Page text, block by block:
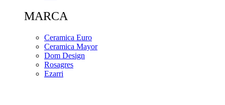
MARCA
Ceramica Euro
Ceramica Mayor
Dom Design
Rosagres
Ezarri